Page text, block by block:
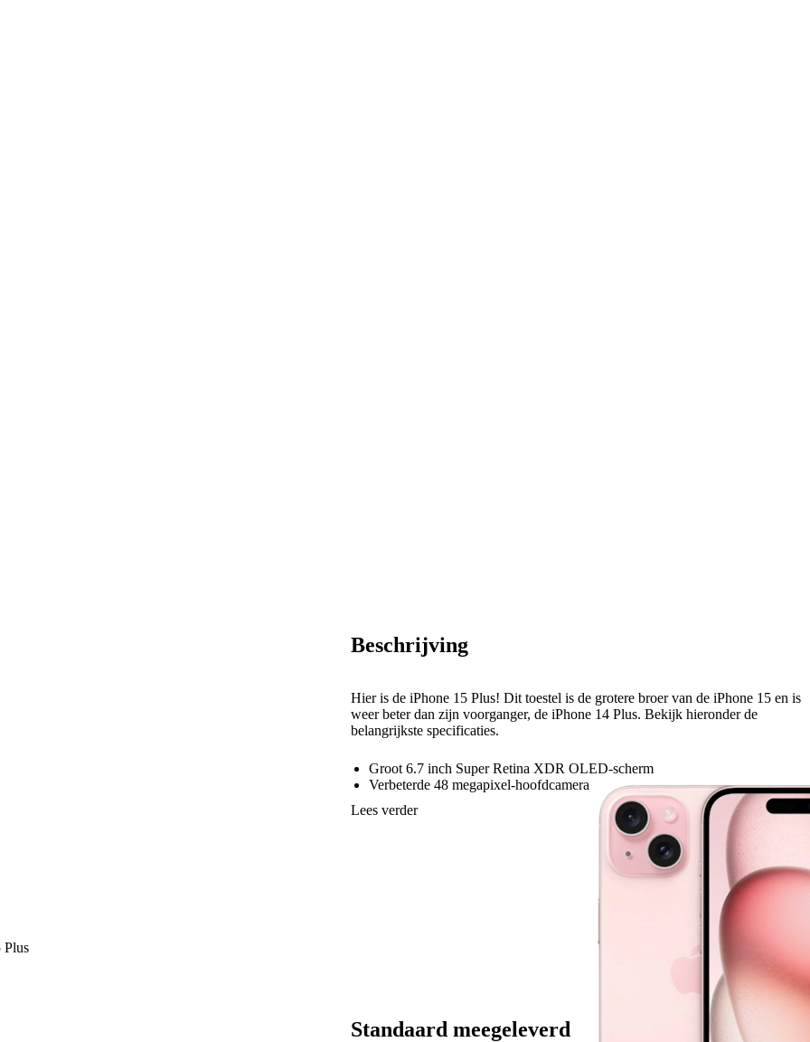
Plus
Beschrijving
Hier is de iPhone 15 Plus! Dit toestel is de grotere broer van de iPhone 15 en is
weer beter dan zijn voorganger, de iPhone 14 Plus. Bekijk hieronder de
belangrijkste specificaties.
Groot 6.7 inch Super Retina XDR OLED-scherm
Verbeterde 48 megapixel-hoofdcamera
Design met matte finish
Opslagcapaciteit: 128 GB, 256 GB en 512 GB
Kleuren: zwart, wit, blauw, geel, groen en roze
iPhone 15-serie ? Bekijk dan hier de
Lees verder
Standaard meegeleverd